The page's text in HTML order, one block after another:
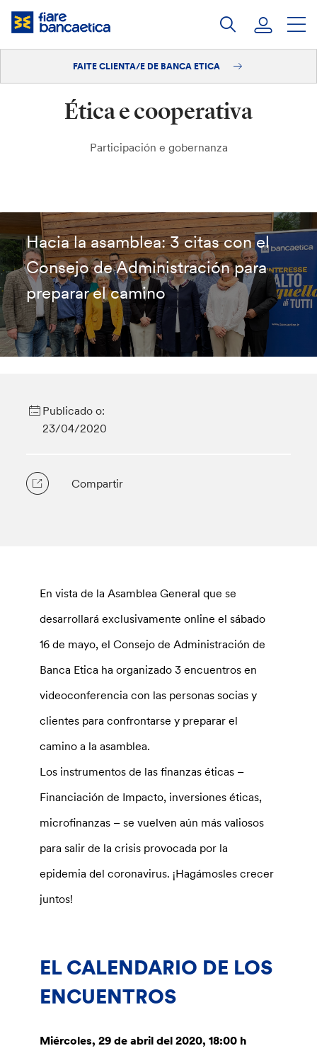
Saltar
Faite clienta/e
FAITE CLIENTA/E DE BANCA ETICA
Ética e cooperativa
Participación e gobernanza
Hacia la asamblea: 3 citas con el
Consejo de Administración para
preparar el camino
Publicado o:
23/04/2020
Compartir
En vista de la Asamblea General que se
desarrollará exclusivamente online el sábado
16 de mayo, el Consejo de Administración de
Banca Etica ha organizado 3 encuentros en
videoconferencia con las personas socias y
clientes para confrontarse y preparar el
camino a la asamblea.
Los instrumentos de las finanzas éticas –
Financiación de Impacto, inversiones éticas,
microfinanzas – se vuelven aún más valiosos
para salir de la crisis provocada por la
epidemia del coronavirus. ¡Hagámosles crecer
juntos!
EL CALENDARIO DE LOS
ENCUENTROS
Miércoles, 29 de abril del 2020, 18:00 h